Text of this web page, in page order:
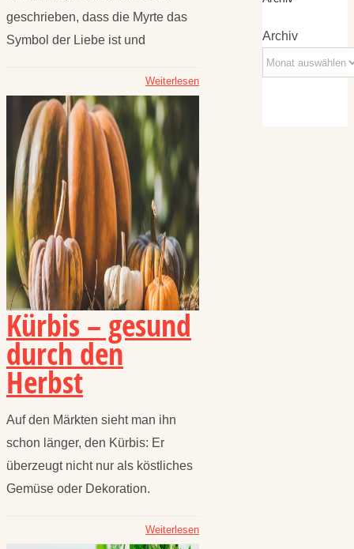
geschrieben, dass die Myrte das
Symbol der Liebe ist und
Weiterlesen
Kürbis – gesund
durch den
Herbst
Auf den Märkten sieht man ihn
schon länger, den Kürbis: Er
überzeugt nicht nur als köstliches
Gemüse oder Dekoration.
Weiterlesen
Archiv